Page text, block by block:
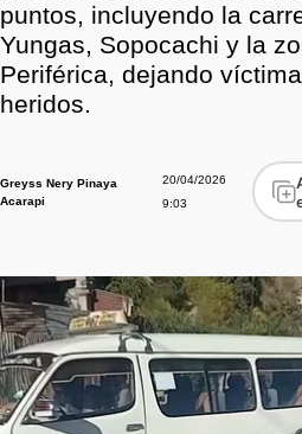
puntos, incluyendo la
Yungas, Sopocachi y la
Periférica, dejando
heridos.
Greyss Nery Pinaya
Acarapi
20/04/2026
9:03